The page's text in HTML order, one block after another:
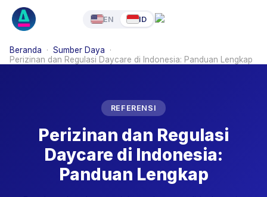
EN ID
Beranda · Sumber Daya
·
Perizinan dan Regulasi Daycare di Indonesia: Panduan Lengkap
REFERENSI
Perizinan dan Regulasi
Daycare di Indonesia:
Panduan Lengkap